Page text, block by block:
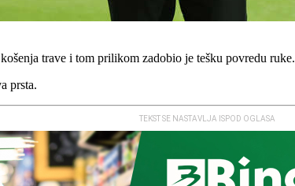
trave i tom prilikom zadobio je tešku povredu ruke.
prsta.
TEKST SE NASTAVLJA ISPOD OGLASA